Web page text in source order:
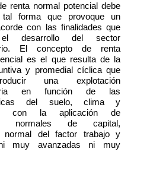
renta normal potencial debe
forma que provoque un
con las finalidades que
el desarrollo del sector
El concepto de renta
es el que resulta de la
y promedial cíclica que
una explotación
en función de las
del suelo, clima y
con la aplicación de
normales de capital,
normal del factor trabajo y
muy avanzadas ni muy